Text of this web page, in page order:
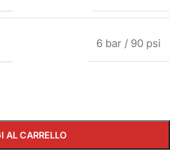
6 bar / 90 psi
AL CARRELLO